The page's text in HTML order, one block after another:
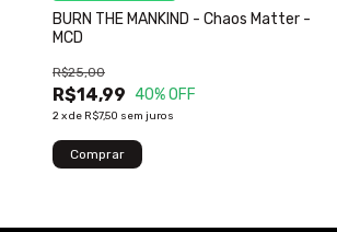
BURN THE MANKIND - Chaos Matter -
MCD
R$14,99
R$25,00
40% OFF
2xde R$7,50 sem juros